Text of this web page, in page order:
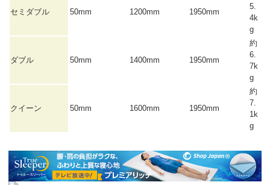
セミダブル 50mm 1200mm 1950mm
5.
4k
g
ダブル 50mm 1400mm 1950mm
約
6.
7k
g
クイーン 50mm 1600mm 1950mm
約
7.
1k
g